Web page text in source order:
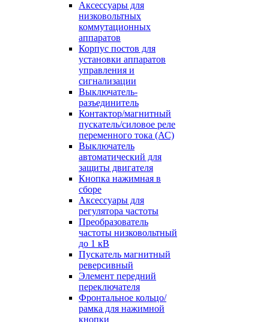
Аксессуары для
низковольтных
коммутационных
аппаратов
Корпус постов для
установки аппаратов
управления и
сигнализации
Выключатель-
разъединитель
Контактор/магнитный
пускатель/силовое реле
переменного тока (АС)
Выключатель
автоматический для
защиты двигателя
Кнопка нажимная в
сборе
Аксессуары для
регулятора частоты
Преобразователь
частоты низковольтный
до 1 кВ
Пускатель магнитный
реверсивный
Элемент передний
переключателя
Фронтальное кольцо/
рамка для нажимной
кнопки